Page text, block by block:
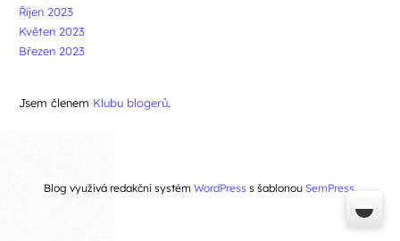
Říjen 2023
Květen 2023
Březen 2023
Jsem členem Klubu blogerů.
Blog využívá redakční systém WordPresss šablonou SemPress.